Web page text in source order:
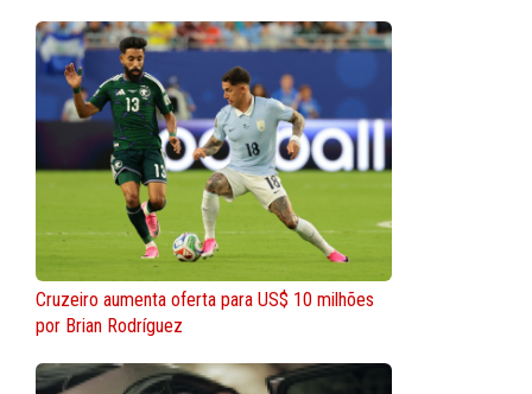
Cruzeiro aumenta oferta para US$ 10 milhões
por Brian Rodríguez